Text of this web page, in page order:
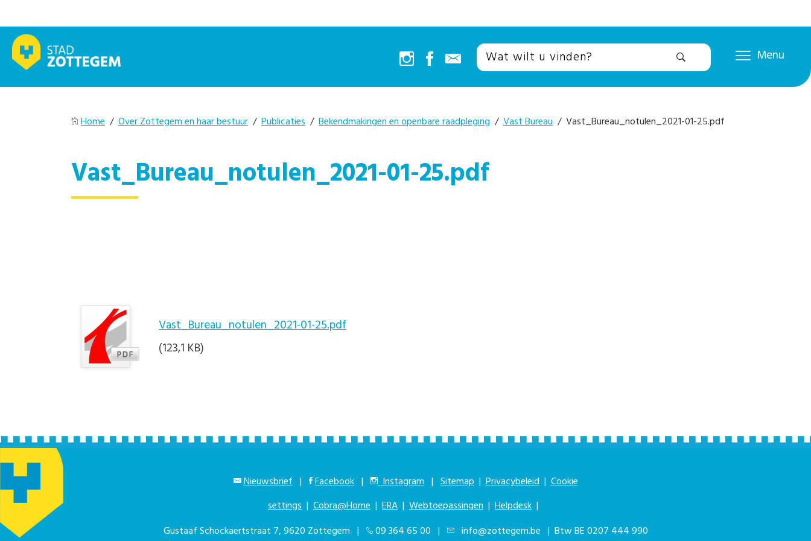
Menu
Home / Over Zottegem en haar bestuur / Publicaties / Bekendmakingen en openbare raadpleging / Vast Bureau / Vast_Bureau_notulen_2021-01-25.pdf
Vast_Bureau_notulen_2021-01-25.pdf
Vast_Bureau_notulen_2021-01-25.pdf
(123,1 KB)
Nieuwsbrief | Facebook | Instagram | Sitemap |Privacybeleid |Cookie
settings | Cobra@Home | ERA | Webtoepassingen | Helpdesk |
Gustaaf Schockaertstraat 7, 9620 Zottegem |
09 364 65 00 | info@zottegem.be | Btw BE 0207 444 990